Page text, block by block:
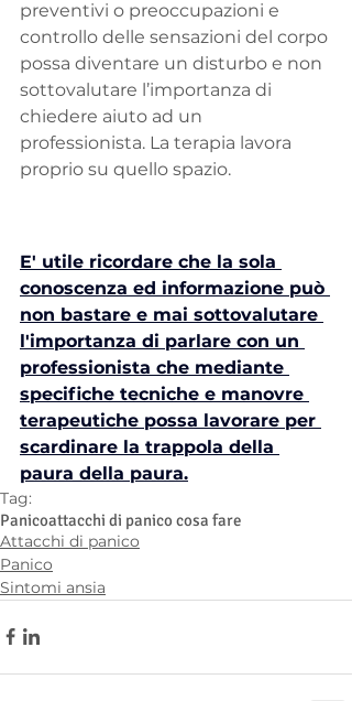
preventivi o preoccupazioni e
controllo delle sensazioni del corpo
possa diventare un disturbo e non
sottovalutare l’importanza di
chiedere aiuto ad un
professionista. La terapia lavora
proprio su quello spazio.
E' utile ricordare che la sola
conoscenza ed informazione può
non bastare e mai sottovalutare
l'importanza di parlare con un
professionista che mediante
specifiche tecniche e manovre
terapeutiche possa lavorare per
scardinare la trappola della
paura della paura.
Tag:
Panicoattacchi di panico cosa fare
Attacchi di panico
Panico
Sintomi ansia